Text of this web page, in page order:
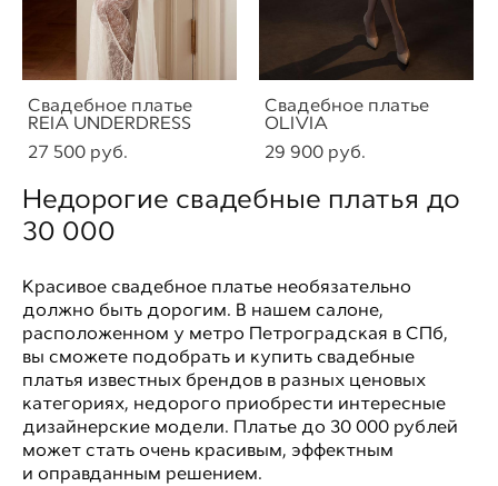
Свадебное платье
REIA UNDERDRESS
27 500 pуб.
Свадебное платье
OLIVIA
29 900 pуб.
Недорогие свадебные платья до
30 000
Красивое свадебное платье необязательно
должно быть дорогим. В нашем салоне,
расположенном у метро Петроградская в СПб,
вы сможете подобрать и купить свадебные
платья известных брендов в разных ценовых
категориях, недорого приобрести интересные
дизайнерские модели. Платье до 30 000 рублей
может стать очень красивым, эффектным
и оправданным решением.